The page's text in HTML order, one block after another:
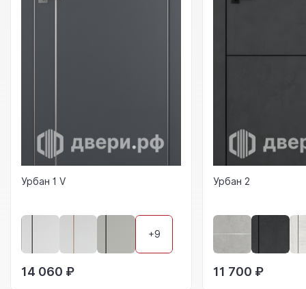
Урбан 1 V
+9
14 060 ₽
Урбан 2
11 700 ₽